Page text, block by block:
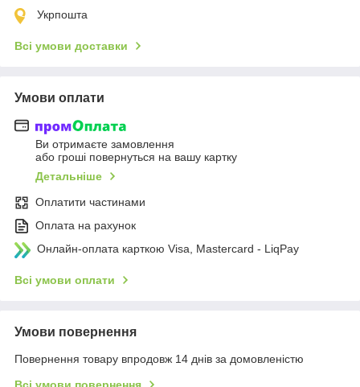
Укрпошта
Всі умови доставки
Умови оплати
Ви отримаєте замовлення
або гроші повернуться на вашу картку
Детальніше
Оплатити частинами
Оплата на рахунок
Онлайн-оплата карткою Visa, Mastercard - LiqPay
Всі умови оплати
Умови повернення
Повернення товару впродовж 14 днів за домовленістю